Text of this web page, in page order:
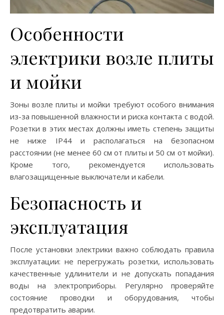
Особенности
электрики возле плиты
и мойки
Зоны возле плиты и мойки требуют особого внимания
из-за повышенной влажности и риска контакта с водой.
Розетки в этих местах должны иметь степень защиты
не ниже IP44 и располагаться на безопасном
расстоянии (не менее 60 см от плиты и 50 см от мойки).
Кроме того, рекомендуется использовать
влагозащищенные выключатели и кабели.
Безопасность и
эксплуатация
После установки электрики важно соблюдать правила
эксплуатации: не перегружать розетки, использовать
качественные удлинители и не допускать попадания
воды на электроприборы. Регулярно проверяйте
состояние проводки и оборудования, чтобы
предотвратить аварии.